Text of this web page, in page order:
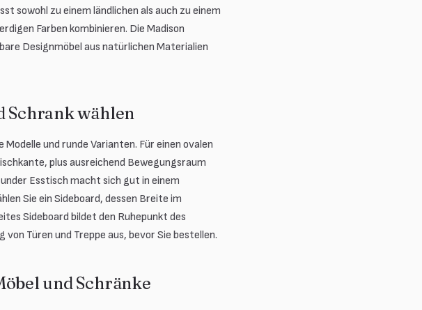
sowohl zu einem ländlichen als auch zu einem
Farben kombinieren. Die Madison
Designmöbel aus natürlichen Materialien
Schrank wählen
und runde Varianten. Für einen ovalen
plus ausreichend Bewegungsraum
Esstisch macht sich gut in einem
Sie ein Sideboard, dessen Breite im
Sideboard bildet den Ruhepunkt des
Türen und Treppe aus, bevor Sie bestellen.
und Schränke